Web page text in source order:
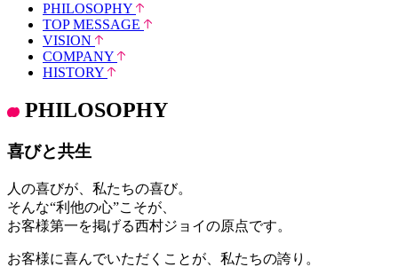
PHILOSOPHY
TOP MESSAGE
VISION
COMPANY
HISTORY
PHILOSOPHY
喜びと共生
人の喜びが、私たちの喜び。
そんな“利他の心”こそが、
お客様第一を掲げる西村ジョイの原点です。
お客様に喜んでいただくことが、私たちの誇り。